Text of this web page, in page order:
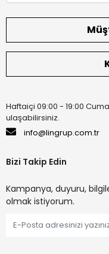
Haftaiçi 09:00 - 19:00
ulaşabilirsiniz.
info@lingrup.com.tr
Bizi Takip Edin
Kampanya, duyuru,
olmak istiyorum.